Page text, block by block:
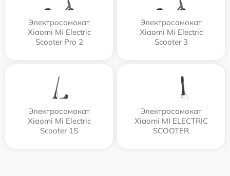
Электросамокат
Xiaomi Mi Electric
Scooter Pro 2
Электросамокат
Xiaomi Mi Electric
Scooter 3
Электросамокат
Xiaomi Mi Electric
Scooter 1S
Электросамокат
Xiaomi MI ELECTRIC
SCOOTER